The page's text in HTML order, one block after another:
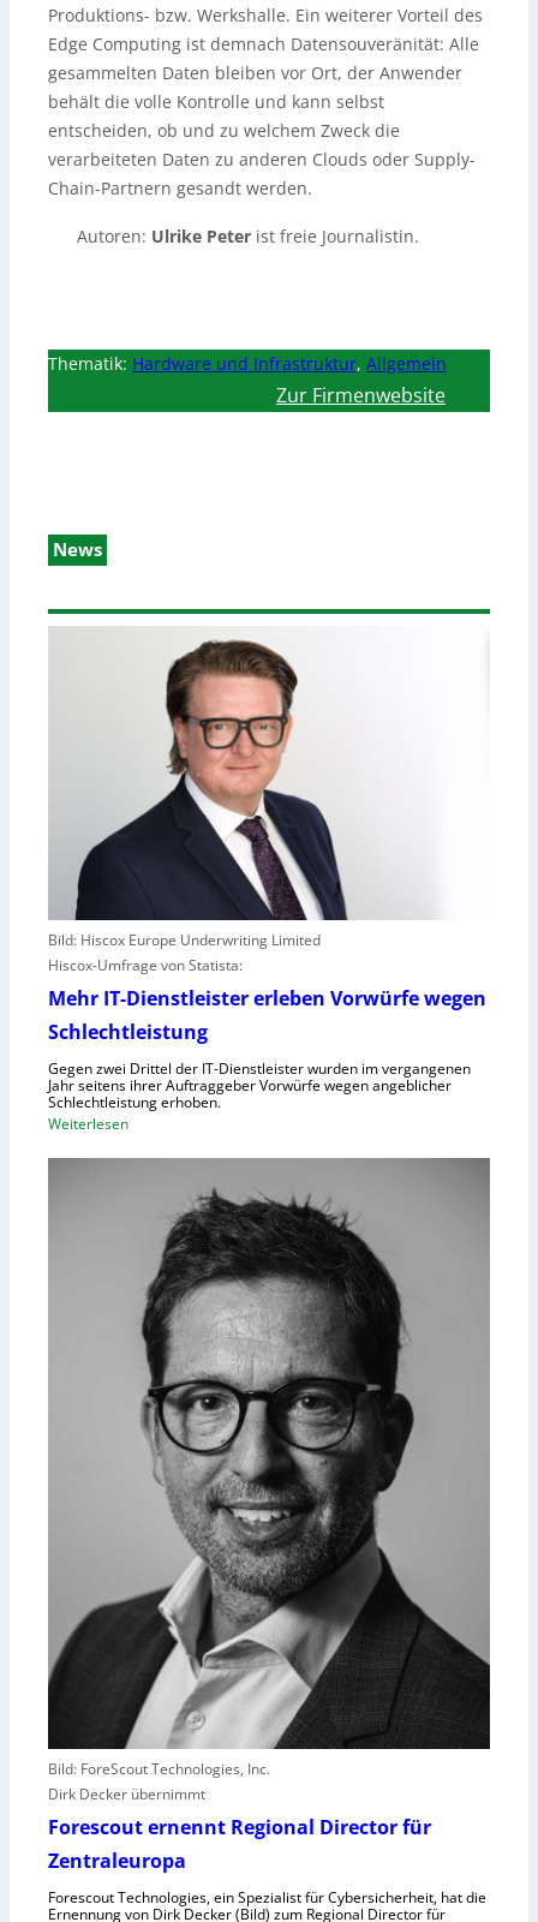
Produktions- bzw. Werkshalle. Ein weiterer Vorteil des
Edge Computing ist demnach Datensouveränität: Alle
gesammelten Daten bleiben vor Ort, der Anwender
behält die volle Kontrolle und kann selbst
entscheiden, ob und zu welchem Zweck die
verarbeiteten Daten zu anderen Clouds oder Supply-
Chain-Partnern gesandt werden.
Autoren: Ulrike Peter ist freie Journalistin.
Thematik: Hardware und Infrastruktur, Allgemein
Zur Firmenwebsite
News
Bild: Hiscox Europe Underwriting Limited
Hiscox-Umfrage von Statista:
Mehr IT-Dienstleister erleben Vorwürfe wegen
Schlechtleistung
Gegen zwei Drittel der IT-Dienstleister wurden im vergangenen
Jahr seitens ihrer Auftraggeber Vorwürfe wegen angeblicher
Schlechtleistung erhoben.
Weiterlesen:
e
e
b
e
n
V
o
w
Bild: ForeScout Technologies, Inc.
Dirk Decker übernimmt
Forescout ernennt Regional Director für
Zentraleuropa
Forescout Technologies, ein Spezialist für Cybersicherheit, hat die
Ernennung von Dirk Decker (Bild) zum Regional Director für